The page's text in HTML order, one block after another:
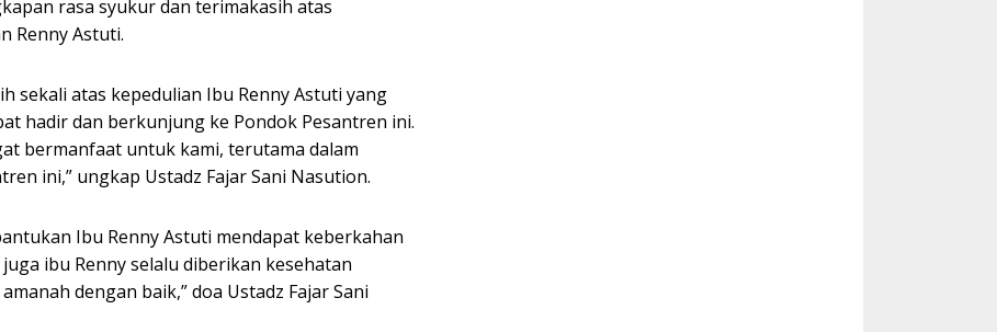
rasa syukur dan terimakasih atas
Renny Astuti.
sekali atas kepedulian Ibu Renny Astuti yang
hadir dan berkunjung ke Pondok Pesantren ini.
bermanfaat untuk kami, terutama dalam
ini,” ungkap Ustadz Fajar Sani Nasution.
Ibu Renny Astuti mendapat keberkahan
ibu Renny selalu diberikan kesehatan
dengan baik,” doa Ustadz Fajar Sani